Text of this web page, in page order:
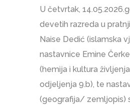
U četvrtak,
devetih razreda u
Naise Dedić (islamska
nastavnice Emine
(hemija i kultura
odjeljenja 9.b), te
(geografija/ zemljopis)